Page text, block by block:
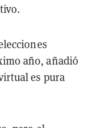
año, añadió
es pura